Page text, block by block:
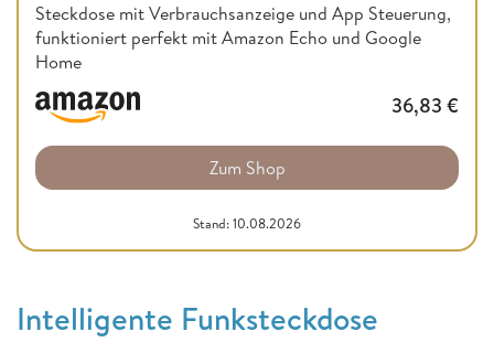
Steckdose mit Verbrauchsanzeige und App Steuerung,
funktioniert perfekt mit Amazon Echo und Google
Home
36,83 €
Zum Shop
Stand: 10.08.2026
Intelligente Funksteckdose